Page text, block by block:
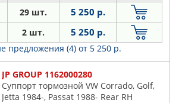
29 шт. 5 250 р.
2 шт. 5 250 р.
предложения (4) от 5 250 р.
JP GROUP 1162000280
Суппорт тормозной VW Corrado, Golf,
Jetta 1984-, Passat 1988- Rear RH